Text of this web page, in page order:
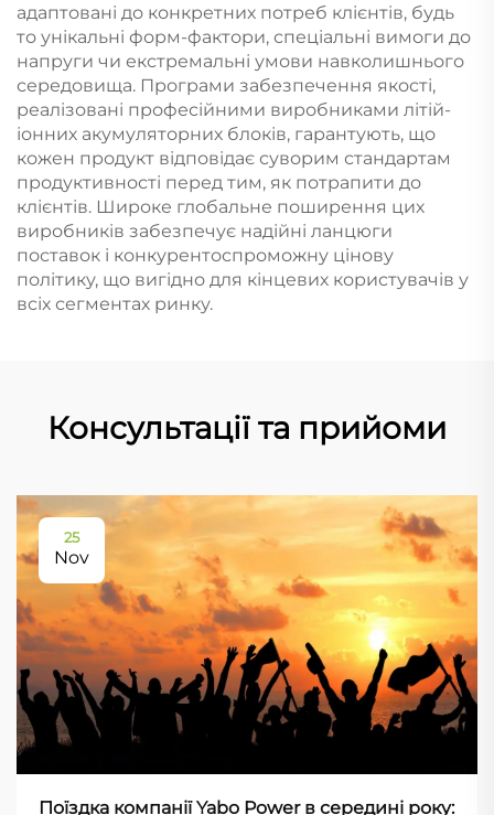
адаптовані до конкретних потреб клієнтів, будь
то унікальні форм-фактори, спеціальні вимоги до
напруги чи екстремальні умови навколишнього
середовища. Програми забезпечення якості,
реалізовані професійними виробниками літій-
іонних акумуляторних блоків, гарантують, що
кожен продукт відповідає суворим стандартам
продуктивності перед тим, як потрапити до
клієнтів. Широке глобальне поширення цих
виробників забезпечує надійні ланцюги
поставок і конкурентоспроможну цінову
політику, що вигідно для кінцевих користувачів у
всіх сегментах ринку.
Консультації та прийоми
25
Nov
Поїздка компанії Yabo Power в середині року: